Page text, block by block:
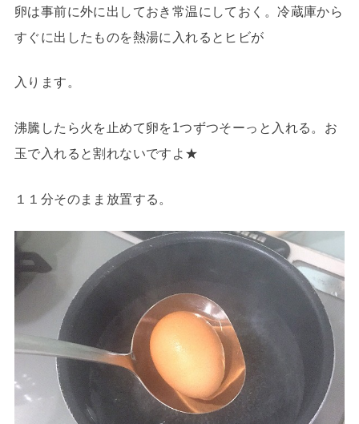
卵は事前に外に出しておき常温にしておく。冷蔵庫から
すぐに出したものを熱湯に入れるとヒビが
入ります。
沸騰したら火を止めて卵を1つずつそーっと入れる。お
玉で入れると割れないですよ★
１１分そのまま放置する。